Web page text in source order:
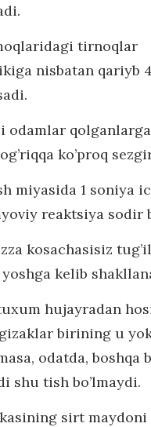
tirnoqlar
nisbatan qariyb
odamlar qolganlarga
ko’proq
miyasida 1 soniya
reaktsiya sodir
kosachasisiz
kelib
hujayradan
birining u
odatda, boshqa
shu tish bo’lmaydi.
sirt maydoni